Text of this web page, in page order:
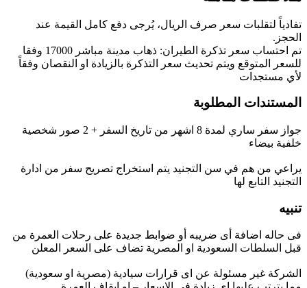
تفادياً لتقلبات سعر صرف الريال، يُرجى دفع كامل القيمة عند
‏‎تم احتساب سعر تذكرة الطيران: ذهاب مدينة مباشر 17000 وفقا
للسعر المتوقع ويتم تحديث سعر التذكرة بالزيادة او النقصان وفقاً
لأي مستجدات
المستندات المطلوبة
جواز سفر ساري لمدة 8 اشهر من تاريخ السفر + 2 صور شخصية
يراعي من هم في سن التجنيد يتم استخراج تصريح سفر من ادارة
التجنيد التابع لها
تنبيه
فى حاله اضافة أى ضريبه أو ضوابط جديدة على رحلات العمرة من
الشركة غير مسئولة عن اى قرارات سيادية (مصرية او سعودية)